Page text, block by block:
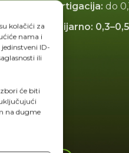
kolačići za
nama i
ID-
ili
će biti
na dugme
Fertigacija: do
Folijarno: